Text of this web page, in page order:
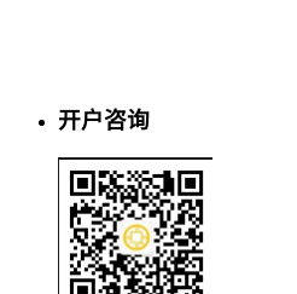
金信期
2021
开户咨询